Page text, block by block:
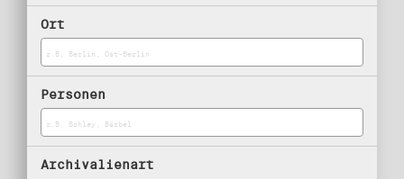
Ort
Personen
Archivalienart